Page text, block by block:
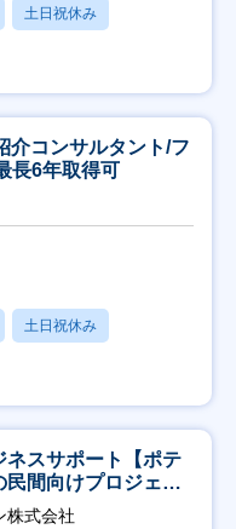
土日祝休み
介コンサルタント/フ
長6年取得可
土日祝休み
ネスサポート【ポテ
民間向けプロジェク
株式会社